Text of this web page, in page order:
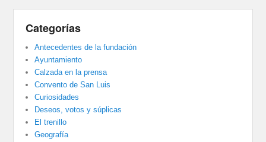
Categorías
Antecedentes de la fundación
Ayuntamiento
Calzada en la prensa
Convento de San Luis
Curiosidades
Deseos, votos y súplicas
El trenillo
Geografía